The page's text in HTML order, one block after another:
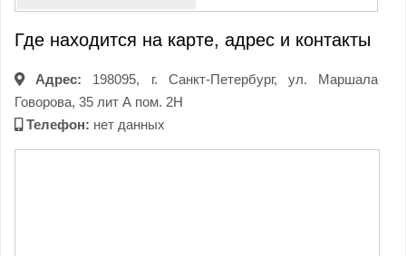
Где находится на карте, адрес и контакты
Адрес: 198095, г. Санкт-Петербург, ул. Маршала
Говорова, 35 лит А пом. 2Н
Телефон: нет данных